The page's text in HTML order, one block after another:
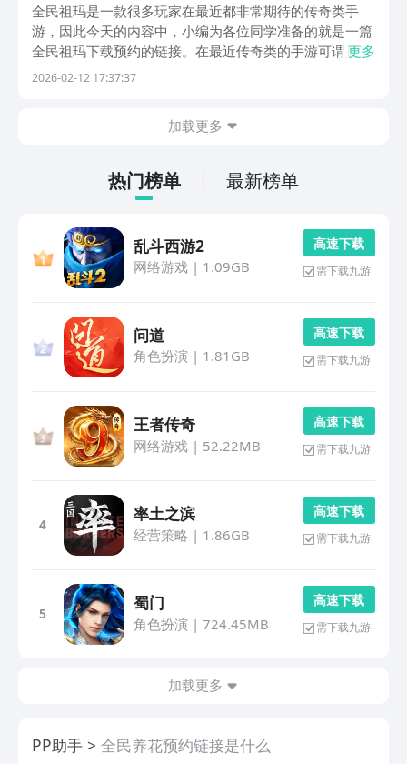
全民祖玛是一款很多玩家在最近都非常期待的传奇类手
游，因此今天的内容中，小编为各位同学准备的就是一篇
全民祖玛下载预约的链接。在最近传奇类的手游可谓是非
常火热，不少玩家对于这一类型的游戏都非常的期待和关
更多
2026-02-12 17:37:37
加载更多
热门榜单 最新榜单
乱斗西游2
网络游戏| 1.09GB
高 速 下 载
需下载九游
问道
角色扮演 | 1.81GB
高 速 下 载
需下载九游
王者传奇
网络游戏| 52.22MB
高 速 下 载
需下载九游
4
率土之滨
经营策略 | 1.86GB
高 速 下 载
需下载九游
5
蜀门
角色扮演 | 724.45MB
高 速 下 载
需下载九游
加载更多
PP助手 全民养花预约链接是什么